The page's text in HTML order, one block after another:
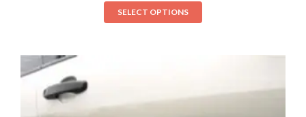
SELECT OPTIONS